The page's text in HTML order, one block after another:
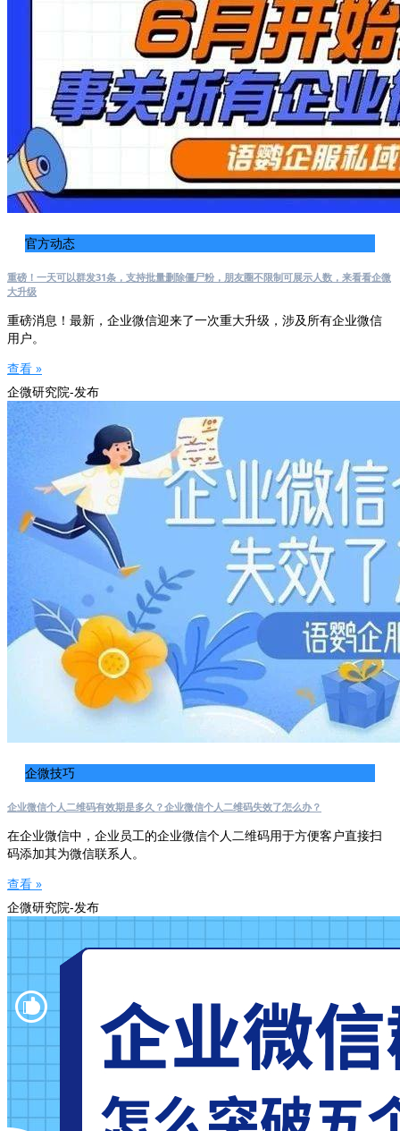
官方动态
重磅！一天可以群发31条，支持批量删除僵尸粉，朋友圈不限制可展示人数，来看看企微
大升级
重磅消息！最新，企业微信迎来了一次重大升级，涉及所有企业微信
用户。
查看 »
企微研究院-发布
企微技巧
企业微信个人二维码有效期是多久？企业微信个人二维码失效了怎么办？
在企业微信中，企业员工的企业微信个人二维码用于方便客户直接扫
码添加其为微信联系人。
查看 »
企微研究院-发布